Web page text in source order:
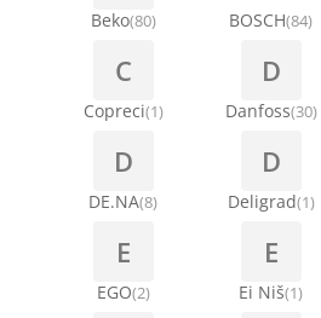
Beko(80) BOSCH(84)
C
Copreci(1)
D
Danfoss(30)
D
DE.NA(8)
D
Deligrad(1)
E
EGO(2)
E
Ei Niš(1)